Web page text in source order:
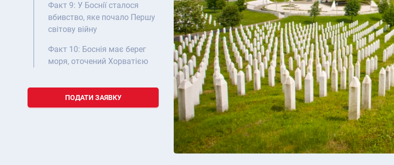
Факт 9: У Боснії сталося
вбивство, яке почало Першу
світову війну
Факт 10: Боснія має берег
моря, оточений Хорватією
ПОДАТИ ЗАЯВКУ